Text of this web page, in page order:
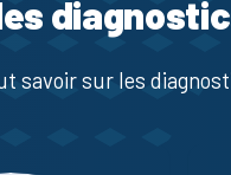
savoir sur les